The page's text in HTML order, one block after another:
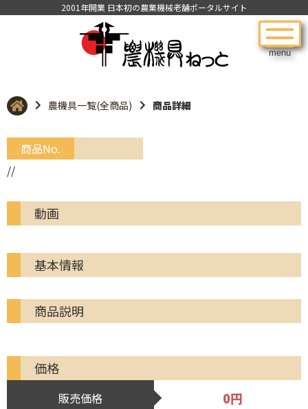
menu
2001年開業 日本初の農業機械老舗ポータルサイト
農機具一覧(全商品) 商品詳細
商品No.
//
動画
基本情報
商品説明
価格
販売価格 0円